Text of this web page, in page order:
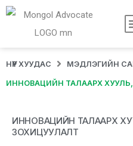
НҮҮР ХУУДАС МЭДЛЭГИЙН
ИННОВАЦИЙН ТАЛААРХ ХУУЛЬ,
ИННОВАЦИЙН ТАЛААРХ
ЗОХИЦУУЛАЛТ